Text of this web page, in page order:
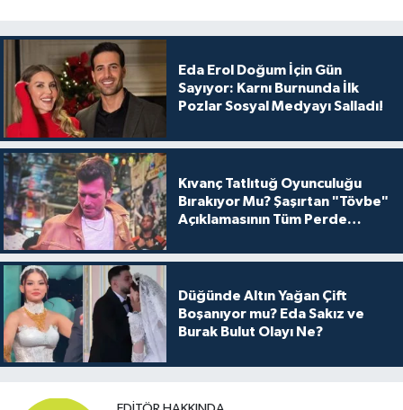
Eda Erol Doğum İçin Gün
Sayıyor: Karnı Burnunda İlk
Pozlar Sosyal Medyayı Salladı!
Kıvanç Tatlıtuğ Oyunculuğu
Bırakıyor Mu? Şaşırtan "Tövbe"
Açıklamasının Tüm Perde
Düğünde Altın Yağan Çift
Boşanıyor mu? Eda Sakız ve
Burak Bulut Olayı Ne?